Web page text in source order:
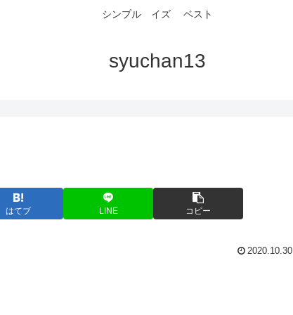
シンプル イズ ベスト
syuchan13
はてブ LINE コピー
2020.10.30